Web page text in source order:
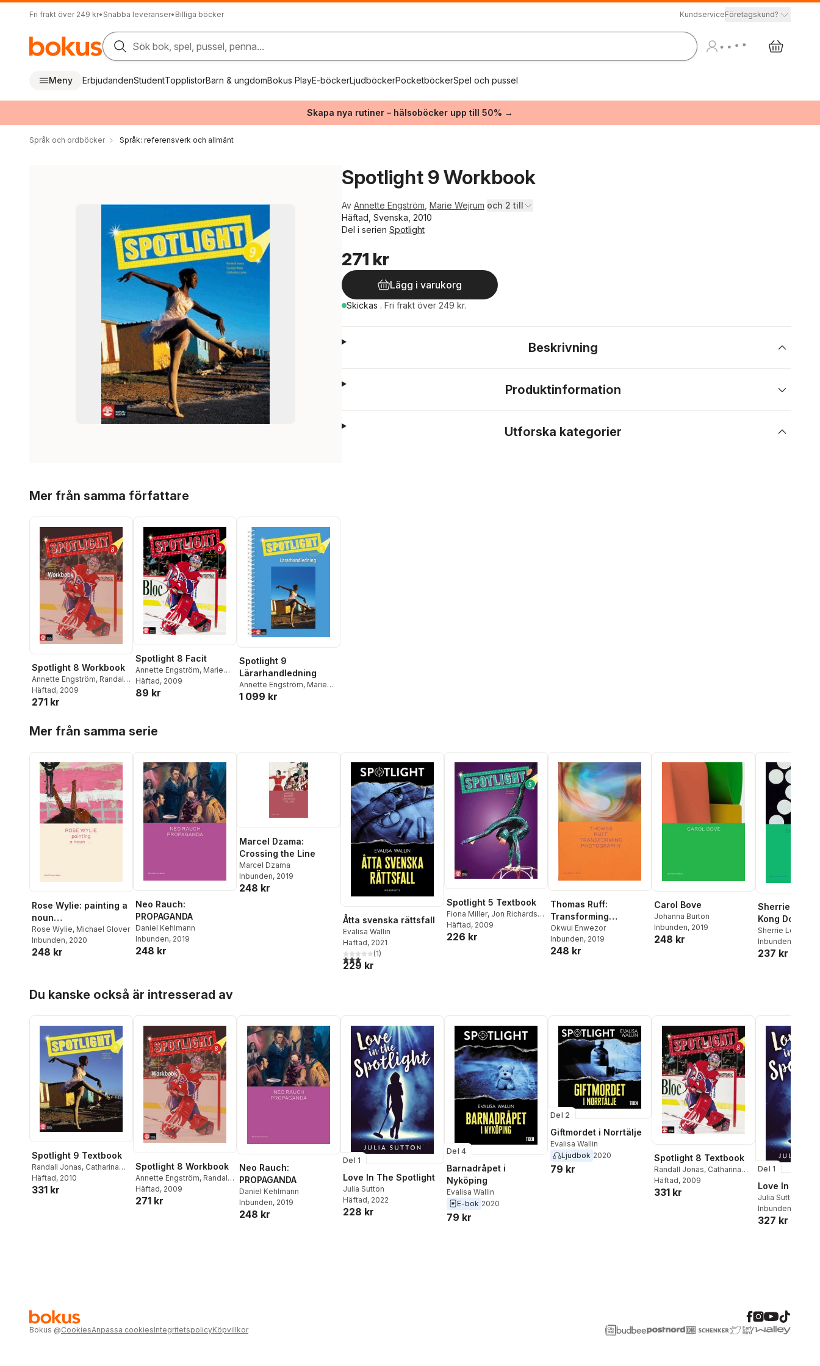
Fri frakt över 249 kr• Snabba leveranser• Billiga böcker KundserviceFöretagskund?
Sök bok, spel, pussel, penna...
Meny ErbjudandenStudentTopplistorBarn & ungdomBokus PlayE-böckerLjudböckerPocketböckerSpel och pussel
Skapa nya rutiner – hälsoböcker upp till 50% →
Språk och ordböcker Språk: referensverk och allmänt
Spotlight 9 Workbook
Av Annette Engström Marie Wejrum och 2 till
Häftad, Svenska, 2010
Del i serien Spotlight
271 kr
Lägg i varukorg
Skickas . Fri frakt över 249 kr.
Beskrivning
Produktinformation
Utforska kategorier
Mer från samma författare
Spotlight 8 Workbook
Annette Engström, Randall
Jonas,Marie Wejrum
Häftad, 2009
271 kr
Spotlight 8 Facit
Annette Engström, Marie
Wejrum
Häftad, 2009
89 kr
Spotlight 9
Lärarhandledning
Annette Engström, Marie
Wejrum
1 099 kr
Mer från samma serie
Rose Wylie: painting a
noun…
Rose Wylie, Michael Glover
Inbunden, 2020
248 kr
Neo Rauch:
PROPAGANDA
Daniel Kehlmann
Inbunden, 2019
248 kr
Marcel Dzama:
Crossing the Line
Marcel Dzama
Inbunden, 2019
248 kr
Åtta svenska rättsfall
Evalisa Wallin
Häftad, 2021
3,0utav 5 stjärnor. Totalt antal röster:
(1)
229 kr
Spotlight 5 Textbook
Fiona Miller, Jon Richards,
Cecilia Söderlund
Vahlstedt
Häftad, 2009
226 kr
Thomas Ruff:
Transforming
Photography
Okwui Enwezor
Inbunden, 2019
248 kr
Carol Bove
Johanna Burton
Inbunden, 2019
248 kr
Sherrie
Kong
Sherrie Levine
Inbunden
237 kr
Du kanske också är intresserad av
Spotlight 9 Textbook
Randall Jonas, Catharina
Lantz
Häftad, 2010
331 kr
Spotlight 8 Workbook
Annette Engström, Randall
Jonas,Marie Wejrum
Häftad, 2009
271 kr
Neo Rauch:
PROPAGANDA
Daniel Kehlmann
Inbunden, 2019
248 kr
Del 1
Love In The Spotlight
Julia Sutton
Häftad, 2022
228 kr
Del 4
Barnadråpet i
Nyköping
Evalisa Wallin
E-bok 2020
79 kr
Del 2
Giftmordet i Norrtälje
Evalisa Wallin
Ljudbok 2020
79 kr
Spotlight 8 Textbook
Randall Jonas, Catharina
Lantz
Häftad, 2009
331 kr
Del 1
Love In The
Julia Sutton
Inbunden
327 kr
Bokus @CookiesAnpassa cookiesIntegritetspolicyKöpvillkor